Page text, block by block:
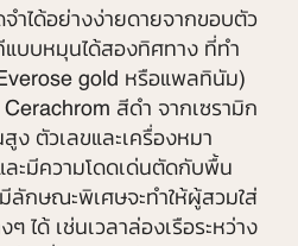
ำได้อย่างง่ายดายจากขอบตัว
แบบหมุนได้สองทิศทาง ที่ทำ
gold หรือแพลทินัม)
สีดำ จากเซรามิก
ง ตัวเลขและเครื่องหมา
ละมีความโดดเด่นตัดกับพื้น
ลักษณะพิเศษจะทำให้ผู้สวมใส่
ได้ เช่นเวลาล่องเรือระหว่าง